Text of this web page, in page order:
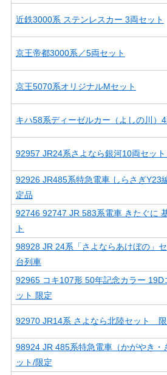
近鉄3000系 ステンレスカー 3両セット
京王帝都3000系／5両セット
京王5070系オリジナルMセット
キハ58系ディーゼルカー（よしの川）
92957 JR24系さよなら銀河10両セッ
92926 JR485系特急電車 しらさぎY23
定品
92746 92747 JR 583系電車 きたぐに
ト
98928 JR 24系「さよならあけぼの」
台列車
92965 コキ107形 50年記念カラー 19D
ット 限定
92970 JR14系 さよなら北陸セット
98924 JR 485系特急電車（かがやき・
ット/限定